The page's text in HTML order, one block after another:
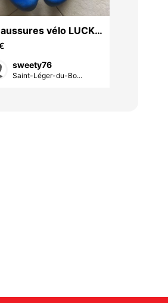
vélo LUCK
sweety76
Saint-Léger-du-Bo...